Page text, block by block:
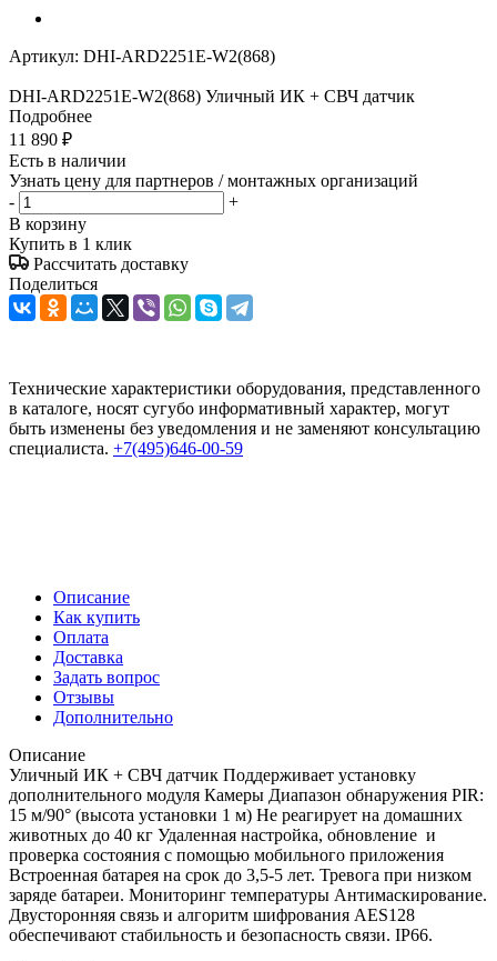
Артикул: DHI-ARD2251E-W2(868)
DHI-ARD2251E-W2(868) Уличный ИК + СВЧ датчик
Подробнее
11 890 ₽
Есть в наличии
Узнать цену для партнеров / монтажных организаций
-
+
В корзину
Купить в 1 клик
Рассчитать доставку
Поделиться
Технические характеристики оборудования, представленного
в каталоге, носят сугубо информативный характер, могут
быть изменены без уведомления и не заменяют консультацию
специалиста. +7(495)646-00-59
Описание
Как купить
Оплата
Доставка
Задать вопрос
Отзывы
Дополнительно
Описание
Уличный ИК + СВЧ датчик Поддерживает установку
дополнительного модуля Камеры Диапазон обнаружения PIR:
15 м/90° (высота установки 1 м) Не реагирует на домашних
животных до 40 кг Удаленная настройка, обновление и
проверка состояния с помощью мобильного приложения
Встроенная батарея на срок до 3,5-5 лет. Тревога при низком
заряде батареи. Мониторинг температуры Антимаскирование.
Двусторонняя связь и алгоритм шифрования AES128
обеспечивают стабильность и безопасность связи. IP66.